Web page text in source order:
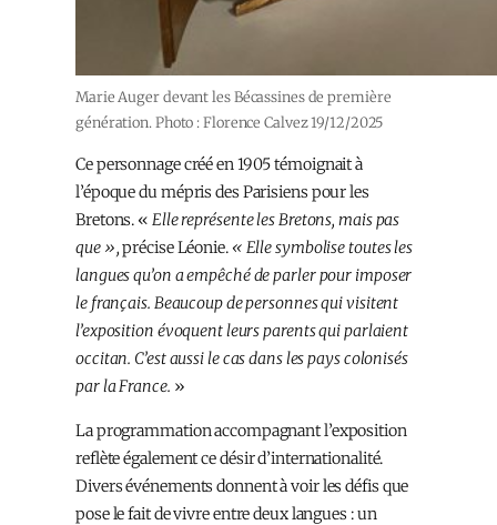
Marie Auger devant les Bécassines de première
génération. Photo : Florence Calvez 19/12/2025
Ce personnage créé en 1905 témoignait à
l’époque du mépris des Parisiens pour les
Bretons. « Elle représente les Bretons, mais pas
que »,précise Léonie.« Elle symbolise toutes les
langues qu’on a empêché de parler pour imposer
le français. Beaucoup de personnes qui visitent
l’exposition évoquent leurs parents qui parlaient
occitan. C’est aussi le cas dans les pays colonisés
par la France. »
La programmation accompagnant l’exposition
reflète également ce désir d’internationalité.
Divers événements donnent à voir les défis que
pose le fait de vivre entre deux langues : un